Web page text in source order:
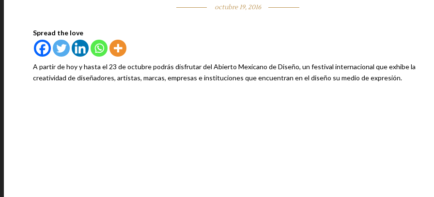
octubre 19, 2016
Spread the love
A partir de hoy y hasta el 23 de octubre podrás disfrutar del Abierto Mexicano de Diseño, un festival internacional que exhibe la
creatividad de diseñadores, artistas, marcas, empresas e instituciones que encuentran en el diseño su medio de expresión.